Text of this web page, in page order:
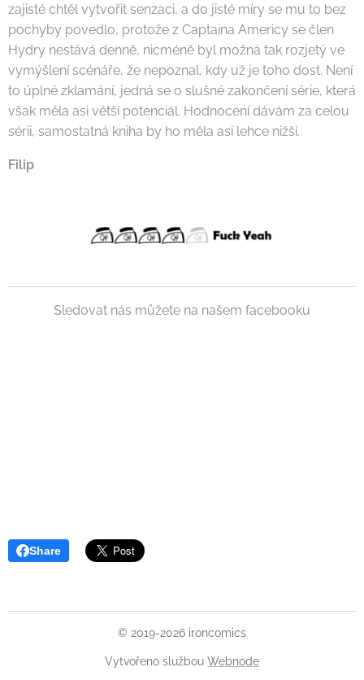
zajisté chtěl vytvořit senzaci, a do jisté míry se mu to bez
pochyby povedlo, protože z Captaina Americy se člen
Hydry nestává denně, nicméně byl možná tak rozjetý ve
vymýšlení scénáře, že nepoznal, kdy už je toho dost. Není
to úplné zklamání, jedná se o slušné zakončení série, která
však měla asi větší potenciál. Hodnocení dávám za celou
sérii, samostatná kniha by ho měla asi lehce nižší.
Filip
Sledovat nás můžete na našem facebooku
Share
© 2019-2026 ironcomics
Vytvořeno službou Webnode